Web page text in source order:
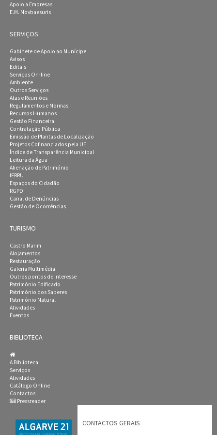
Apoio a Empresas
E.M. Novbaesuris
SERVIÇOS
Gabinete de Apoio ao Munícipe
Avisos
Editais
Serviços On-line
Ambiente
Outros Serviços
Atas e Reuniões
Regulamentos e Normas
Recursos Humanos
Gestão Financeira
Contratação Pública
Emissão de Plantas de Localização
Projetos Cofinanciados pela UE
Índice de Transparência Municipal
Leitura da Água
Alienação de Património
IFRRU
Espaços do Cidadão
RGPD
Canal de Denúncias
Gestão de Ocorrências
TURISMO
Castro Marim
Alojamentos
Restauração
Galeria Multimédia
Outros pontos de Interesse
Património Edificado
Património dos Saberes
Património Natural
Atividades
Eventos
BIBLIOTECA
A Biblioteca
Serviços
Atividades
Catálogo Online
Contactos
Pressreader
CONTACTOS GERAIS